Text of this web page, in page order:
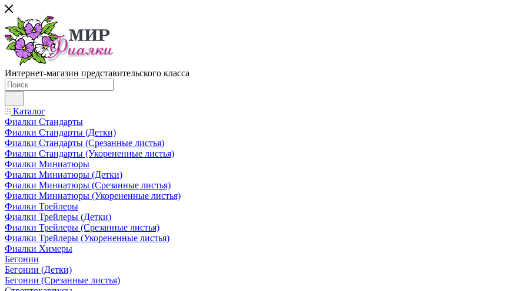
Интернет-магазин представительского класса
Каталог
Фиалки Стандарты
Фиалки Стандарты (Детки)
Фиалки Стандарты (Срезанные листья)
Фиалки Стандарты (Укорененные листья)
Фиалки Миниатюры
Фиалки Миниатюры (Детки)
Фиалки Миниатюры (Срезанные листья)
Фиалки Миниатюры (Укорененные листья)
Фиалки Трейлеры
Фиалки Трейлеры (Детки)
Фиалки Трейлеры (Срезанные листья)
Фиалки Трейлеры (Укорененные листья)
Фиалки Химеры
Бегонии
Бегонии (Детки)
Бегонии (Срезанные листья)